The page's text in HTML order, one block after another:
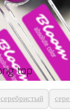
серебристый